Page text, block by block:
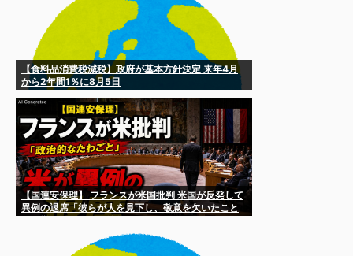
【食料品消費税減税】政府が基本方針決定 来年4月
から2年間1％に8月5日
【国連安保理】 フランスが米国批判 米国が反発して
異例の退席「彼らが人を見下し、敬意を欠いたこと